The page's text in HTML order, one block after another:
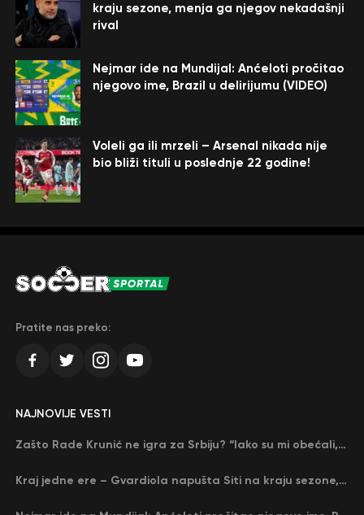
kraju sezone, menja ga njegov nekadašnji
rival
Nejmar ide na Mundijal: Anćeloti pročitao
njegovo ime, Brazil u delirijumu (VIDEO)
Voleli ga ili mrzeli – Arsenal nikada nije
bio bliži tituli u poslednje 22 godine!
Pratite nas preko:
NAJNOVIJE VESTI
Zašto Rade Krunić ne igra za Srbiju? “Iako su mi obećali, niko me nije zvao…”
Kraj jedne ere – Gvardiola napušta Siti na kraju sezone, menja ga njegov nekadašnji rival